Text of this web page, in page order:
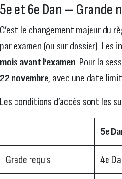
5e et 6e Dan — Grande
C’est le changement majeur du
par examen (ou sur dossier).
mois avant l’examen. Pour la
22 novembre, avec une date
Les conditions d’accès sont les
5e
Grade requis 4e